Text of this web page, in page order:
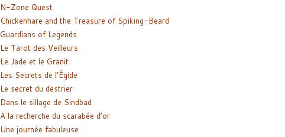
N-Zone Quest
Chickenhare and the Treasure of Spiking-Beard
Guardians of Legends
Le Tarot des Veilleurs
Le Jade et le Granit
Les Secrets de l’Égide
Le secret du destrier
Dans le sillage de Sindbad
A la recherche du scarabée d’or
Une journée fabuleuse